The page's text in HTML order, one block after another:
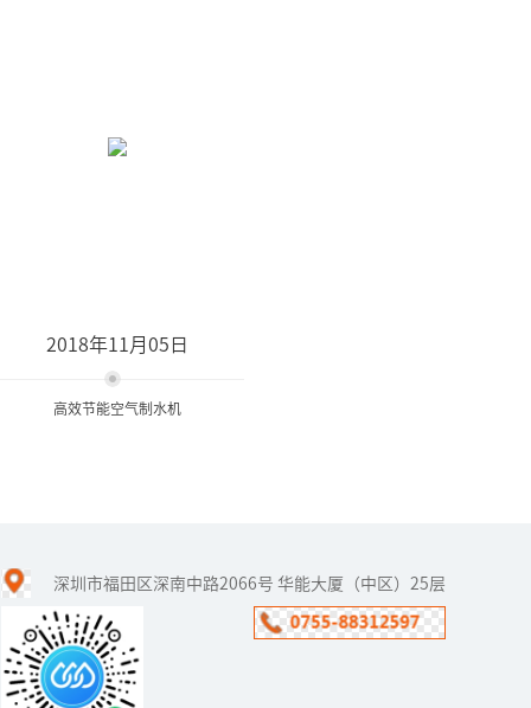
2018年11月05日
高效节能空气制水机
由于水污染问题的恶化，
普通老百姓对清洁饮用水
的渴望更显迫切，毫无疑
问，这高效节能空气制水
机的诞生，能彻底解决健
深圳市福田区深南中路2066号 华能大厦（中区）25层